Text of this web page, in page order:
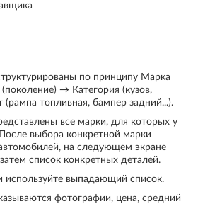
по принципу Марка
→ Категория (кузов,
топливная, бампер задний...).
все марки, для которых у
выбора конкретной марки
на следующем экране
список конкретных деталей.
используйте выпадающий список.
фотографии, цена, средний